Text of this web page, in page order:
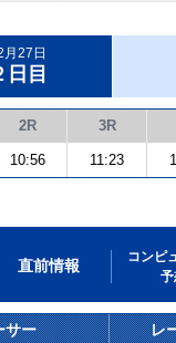
月27日
日目
2R 3R
10:56 11:23
直前情報
コンピ
予
サー レ